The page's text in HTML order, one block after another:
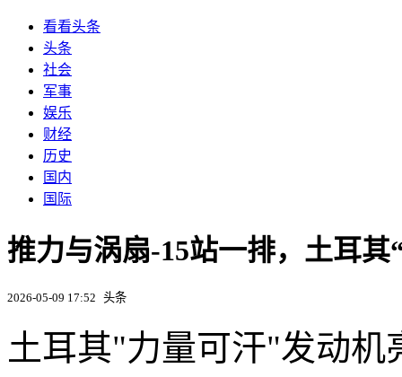
看看头条
头条
社会
军事
娱乐
财经
历史
国内
国际
推力与涡扇-15站一排，土耳
2026-05-09 17:52 头条
土耳其"力量可汗"发动机